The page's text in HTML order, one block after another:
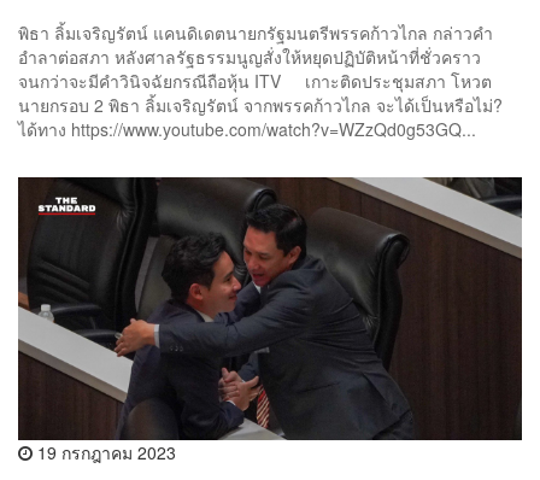
พิธา ลิ้มเจริญรัตน์ แคนดิเดตนายกรัฐมนตรีพรรคก้าวไกล กล่าวคำ
อำลาต่อสภา หลังศาลรัฐธรรมนูญสั่งให้หยุดปฏิบัติหน้าที่ชั่วคราว
จนกว่าจะมีคำวินิจฉัยกรณีถือหุ้น ITV เกาะติดประชุมสภา โหวต
นายกรอบ 2 พิธา ลิ้มเจริญรัตน์ จากพรรคก้าวไกล จะได้เป็นหรือไม่?
ได้ทาง https://www.youtube.com/watch?v=WZzQd0g53GQ...
19 กรกฎาคม 2023